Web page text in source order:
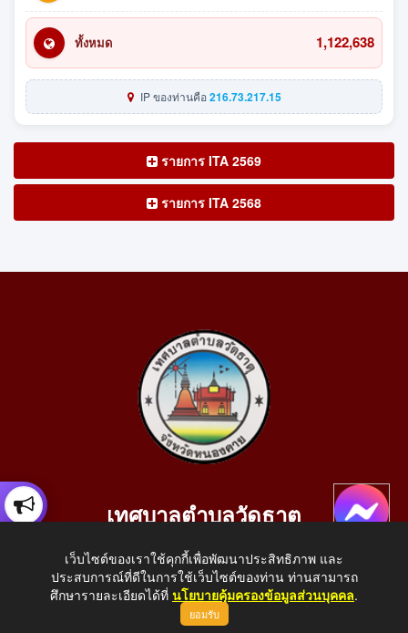
ทั้งหมด 1,122,638
IP ของท่านคือ216.73.217.15
รายการ ITA 2569
รายการ ITA 2568
เทศบาลตำบลวัดธาตุ
อ.เมือง จ.หนองคาย 43000
โทรศัพท์: 042-414758 โทรสาร: 042-414759
E-Mail: saraban_05430110@dla.go.th
เว็บไซต์ของเราใช้คุกกี้เพื่อพัฒนาประสิทธิภาพ และ
ประสบการณ์ที่ดีในการใช้เว็บไซต์ของท่าน ท่านสามารถ
ศึกษารายละเอียดได้ที่ นโยบายคุ้มครองข้อมูลส่วนบุคคล.
ยอมรับ